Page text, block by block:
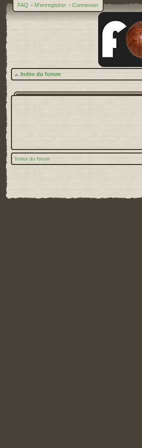
FAQ • M’enregistrer • Connexion
Index du forum
Index du forum